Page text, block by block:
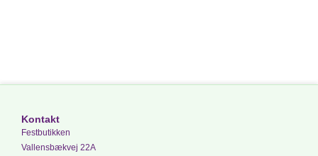
Kontakt
Festbutikken
Vallensbækvej 22A